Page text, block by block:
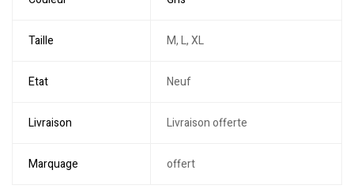
Taille M, L, XL
Etat Neuf
Livraison Livraison offerte
Marquage offert